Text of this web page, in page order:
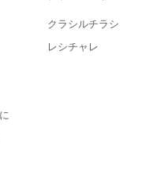
クラシルチラシ
レシチャレ